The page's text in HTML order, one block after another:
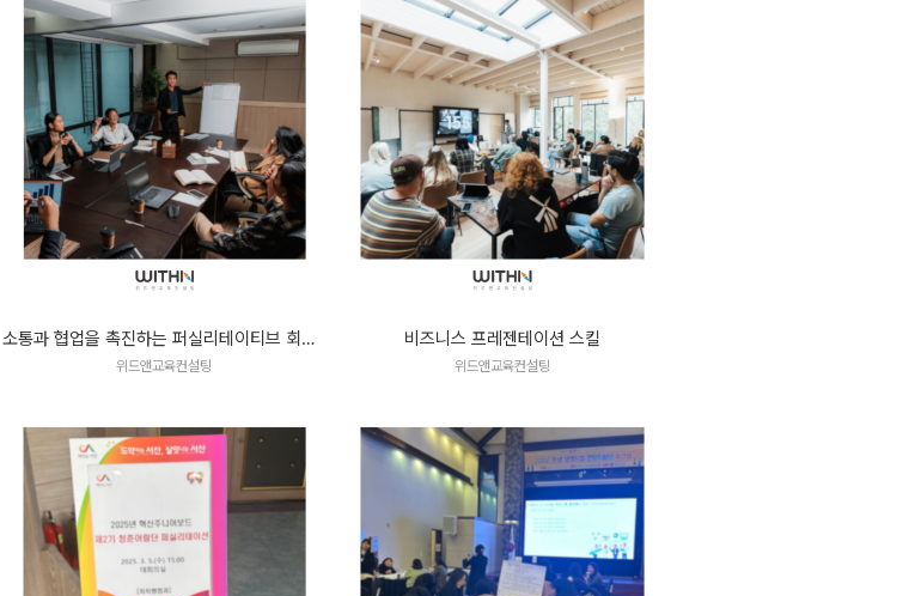
소통과 협업을 촉진하는 퍼실리테이티브 회의 리더십
위드앤교육컨설팅
비즈니스 프레젠테이션 스킬
위드앤교육컨설팅